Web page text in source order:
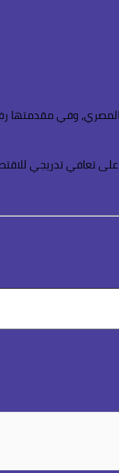
وفي
تعافي تدريجي